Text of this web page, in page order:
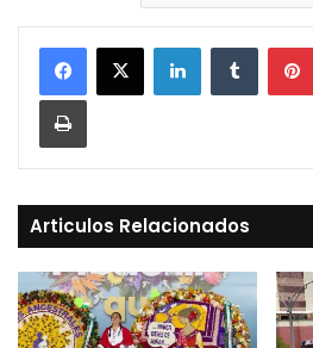
LinkedInTumblr
Print
Articulos Relacionados